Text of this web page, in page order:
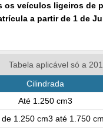
os veículos ligeiros de
a partir de 1 de
Tabela aplicável só a
Cilindrada
Até 1.250 cm3
de 1.250 cm3 até 1.750